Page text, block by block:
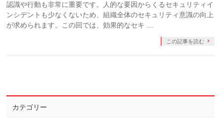
認識や行動も非常に重要です。人的な要因からくるセキュリティイ
ンシデントも少なくないため、組織全体のセキュリティ意識の向上
が求められます。この回では、効果的なセキ …
この記事を読む
カテゴリー